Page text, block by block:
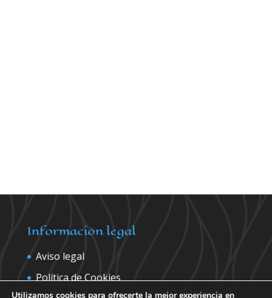
Información legal
Aviso legal
Política de Cookies
Utilizamos cookies para ofrecerte la mejor experiencia en